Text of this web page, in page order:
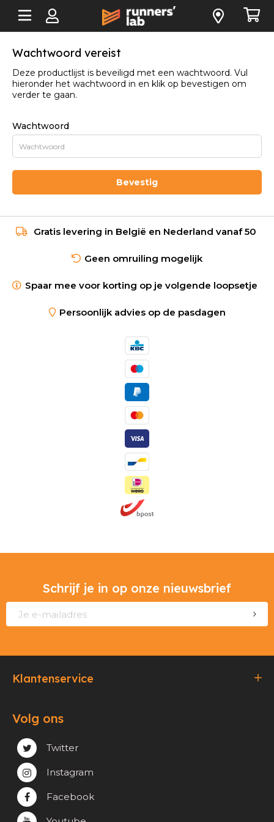
Wachtwoord vereist
Deze productlijst is beveiligd met een wachtwoord. Vul
hieronder het wachtwoord in en klik op bevestigen om
verder te gaan.
Wachtwoord
Bevestig
Gratis levering in België en Nederland vanaf 50
Geen omruiling mogelijk
Spaar mee voor korting op je volgende loopsetje
Persoonlijk advies op de pasdagen
Schrijf je in op onze nieuwsbrief
Klantenservice
Verzending & Afhaling
Privacy & cookie beleid
Volg ons
Twitter
Instagram
Facebook